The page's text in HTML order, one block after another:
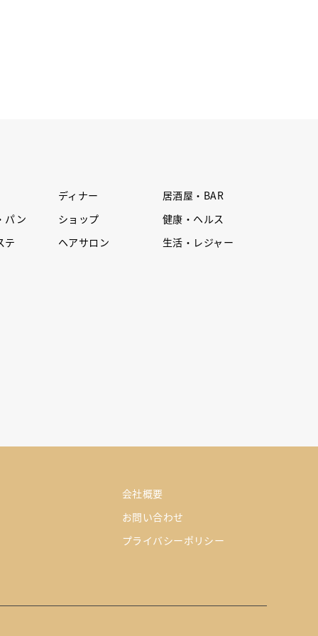
ディナー
居酒屋・BAR
パン
ショップ
健康・ヘルス
テ
ヘアサロン 生活・レジャー
会社概要
お問い合わせ
プライバシーポリシー